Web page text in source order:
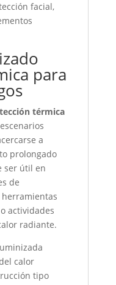
facial,
para
térmica
a
prolongado
ser útil en
de
actividades
radiante.
calor
tipo